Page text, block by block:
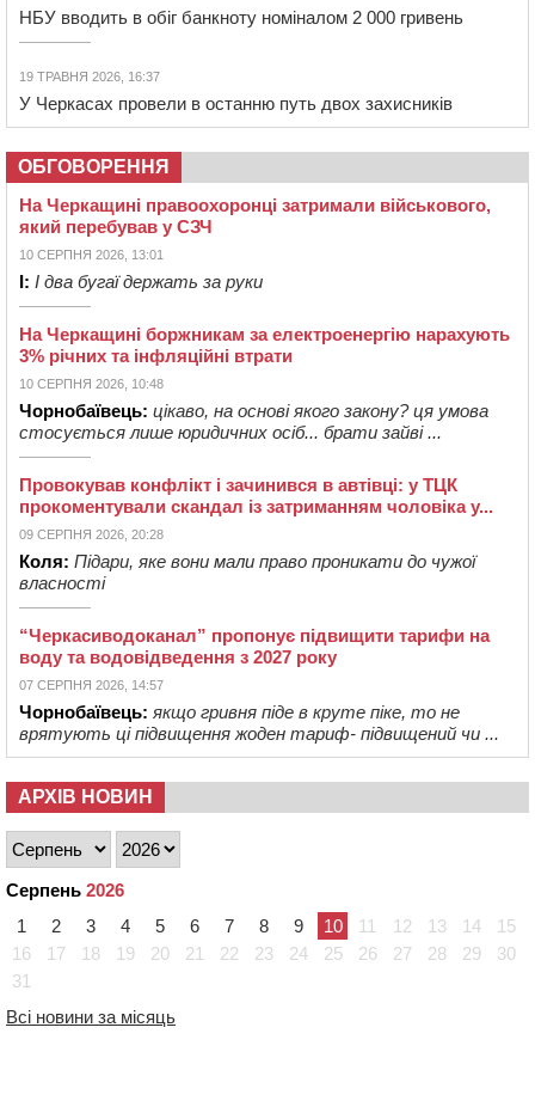
НБУ вводить в обіг банкноту номіналом 2 000 гривень
19 ТРАВНЯ 2026, 16:37
У Черкасах провели в останню путь двох захисників
ОБГОВОРЕННЯ
На Черкащині правоохоронці затримали військового,
який перебував у СЗЧ
10 СЕРПНЯ 2026, 13:01
І: І два бугаї держать за руки
На Черкащині боржникам за електроенергію нарахують
3% річних та інфляційні втрати
10 СЕРПНЯ 2026, 10:48
Чорнобаївець: цікаво, на основі якого закону? ця умова
стосується лише юридичних осіб... брати зайві ...
Провокував конфлікт і зачинився в автівці: у ТЦК
прокоментували скандал із затриманням чоловіка у...
09 СЕРПНЯ 2026, 20:28
Коля: Підари, яке вони мали право проникати до чужої
власності
“Черкасиводоканал” пропонує підвищити тарифи на
воду та водовідведення з 2027 року
07 СЕРПНЯ 2026, 14:57
Чорнобаївець: якщо гривня піде в круте піке, то не
врятують ці підвищення жоден тариф- підвищений чи ...
АРХІВ НОВИН
Серпень 2026
1
2 3 4 5 6 7 8 9 10 11 12 13 14
15
16
17 18 19 20 21 22 23 24 25 26 27 28 29
30
31
Всі новини за місяць